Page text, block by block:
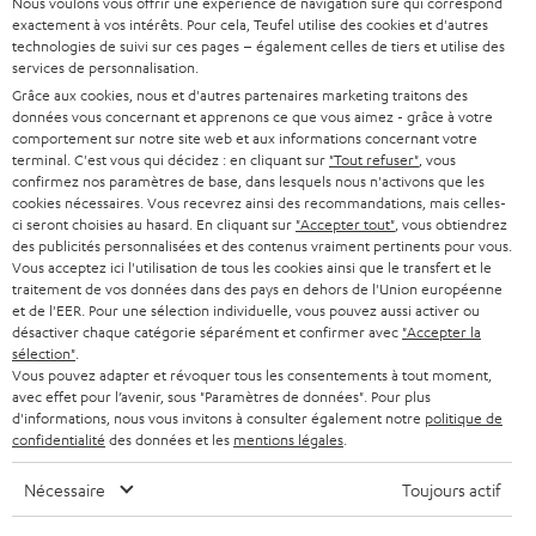
l
a
n
e
w
s
l
e
t
t
e
r
BARRES DE SON
STEREO
SMART HOME
BLUETOOTH
CASQUES AUDIO
CASQUES BLUETOOTH AUDIO
SYSTEMES COMPLETS
ENCEINTES
ULTIMA
ÉCOUTEURS INTRA-AURICULAIRES
SUPPORT
CARRIÈRE
PRESSE
B2B
NEWSLETTER
MAGASINS
AVANTAGES D’ACHAT
L’HISTOIRE DE TEUFEL
Boutiques en ligne Teufel
ALLEMAGNE
AUTRICHE
SUISSE
PAYS-BAS
BELGIQUE
FRANCE
POLOGNE
exactement à vos intérêts. Pour cela, Teufel utilise des cookies et d'autres
technologies de suivi sur ces pages – également celles de tiers et utilise des
services de personnalisation.
Grâce aux cookies, nous et d'autres partenaires marketing traitons des
données vous concernant et apprenons ce que vous aimez - grâce à votre
comportement sur notre site web et aux informations concernant votre
terminal. C'est vous qui décidez : en cliquant sur "Tout refuser" , vous
confirmez nos paramètres de base, dans lesquels nous n'activons que les
cookies nécessaires. Vous recevrez ainsi des recommandations, mais celles-
ci seront choisies au hasard. En cliquant sur "Accepter tout" , vous obtiendrez
des publicités personnalisées et des contenus vraiment pertinents pour vous.
Vous acceptez ici l'utilisation de tous les cookies ainsi que le transfert et le
traitement de vos données dans des pays en dehors de l'Union européenne
et de l'EER. Pour une sélection individuelle, vous pouvez aussi activer ou
désactiver chaque catégorie séparément et confirmer avec "Accepter la
sélection"
Vous pouvez adapter et révoquer tous les consentements à tout moment,
avec effet pour l’avenir, sous "Paramètres de données". Pour plus
d'informations, nous vous invitons à consulter également notre politique de
confidentialité des données et les mentions légales
Nécessaire Toujours actif